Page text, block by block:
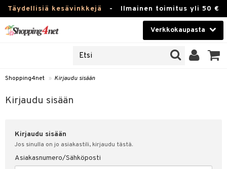
Täydellisiä kesävinkkejä - Ilmainen toimitus yli 50 €
Verkkokaupasta
Piilolinssit
Luontaistuotteet
Fitness
Koti & Sisustus
Shopping4net » Kirjaudu sisään
Kirjaudu sisään
Kirjaudu sisään
Jos sinulla on jo asiakastili, kirjaudu tästä.
Asiakasnumero/Sähköposti
sisään
& vastauksia